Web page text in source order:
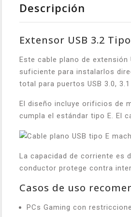
Descripción
Extensor USB 3.2
Este cable plano de
suficiente para instalarlos
total para puertos USB 3.0, 3.1
El diseño incluye orificios de
cumpla el estándar tipo E. El
La capacidad de corriente es
conductor protege contra
Casos de uso
PCs Gaming con